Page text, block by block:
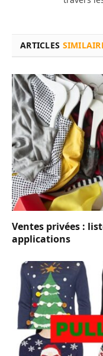
ARTICLES
Ventes privées :
applications